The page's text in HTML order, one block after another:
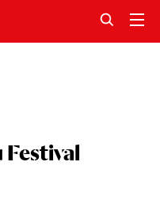
Festival